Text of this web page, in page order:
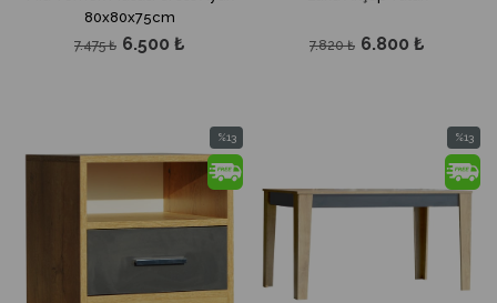
80x80x75cm
6.500 ₺
7.475 ₺ 6.800 ₺
7.820 ₺
%13
İndirim
%13İndirim
%13
İndirim